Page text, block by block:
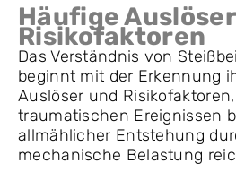
Häufige
Risikofaktoren
Das Verständnis von
beginnt mit der Erkennung
Auslöser und
traumatischen Ereignissen
allmählicher Entstehung
mechanische Belastung